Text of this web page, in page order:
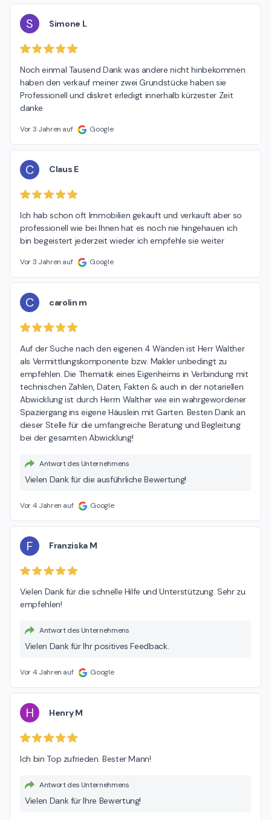
S Simone L
Noch einmal Tausend Dank was andere nicht hinbekommen
haben den verkauf meiner zwei Grundstücke haben sie
Professionell und diskret erledigt innerhalb kürzester Zeit
danke
Vor 3 Jahren auf Google
C Claus E
Ich hab schon oft Immobilien gekauft und verkauft aber so
professionell wie bei Ihnen hat es noch nie hingehauen ich
bin begeistert jederzeit wieder ich empfehle sie weiter
Vor 3 Jahren auf Google
C carolin m
Auf der Suche nach den eigenen 4 Wänden ist Herr Walther
als Vermittlungskomponente bzw. Makler unbedingt zu
empfehlen. Die Thematik eines Eigenheims in Verbindung mit
technischen Zahlen, Daten, Fakten & auch in der notariellen
Abwicklung ist durch Herrn Walther wie ein wahrgewordener
Spaziergang ins eigene Häuslein mit Garten. Besten Dank an
dieser Stelle für die umfangreiche Beratung und Begleitung
bei der gesamten Abwicklung!
Antwort des Unternehmens
Vielen Dank für die ausführliche Bewertung!
Vor 4 Jahren auf Google
F Franziska M
Vielen Dank für die schnelle Hilfe und Unterstützung. Sehr zu
empfehlen!
Antwort des Unternehmens
Vielen Dank für Ihr positives Feedback.
Vor 4 Jahren auf Google
H Henry M
Ich bin Top zufrieden. Bester Mann!
Antwort des Unternehmens
Vielen Dank für Ihre Bewertung!